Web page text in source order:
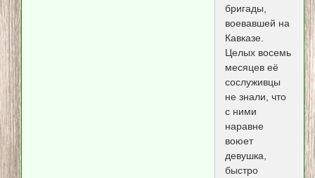
бригады,
воевавшей на
Кавказе.
Целых восемь
месяцев её
сослуживцы
не знали, что
с ними
наравне
воюет
девушка,
быстро